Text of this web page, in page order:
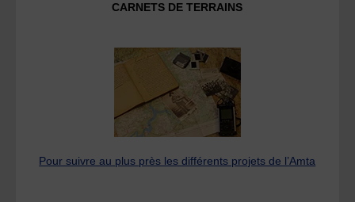
CARNETS DE TERRAINS
Pour suivre au plus près les différents projets de l’Amta